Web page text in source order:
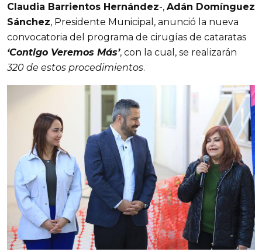
Claudia Barrientos Hernández-, Adán Domínguez
Sánchez, Presidente Municipal, anunció la nueva
convocatoria del programa de cirugías de cataratas
‘Contigo Veremos Más’, con la cual, se realizarán
320 de estos procedimientos.